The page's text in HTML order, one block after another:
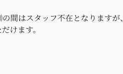
間はスタッフ不在となりますが、
けます。